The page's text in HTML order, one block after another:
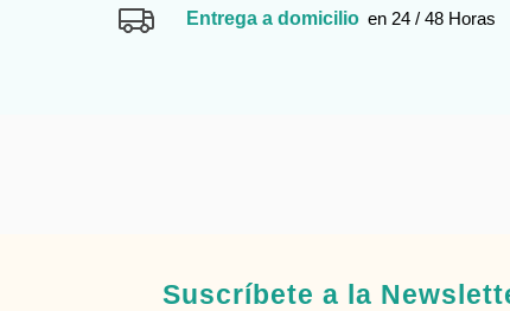
Entrega a domicilio en 24 / 48 Horas
Suscríbete a la